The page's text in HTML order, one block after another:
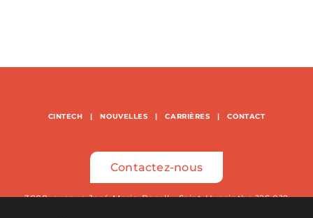
CINTECH |NOUVELLES |CARRIÈRES |CONTACT
Contactez-nous
3000, avenue José-Maria-Rosell – Saint-Hyacinthe J2S 0J9